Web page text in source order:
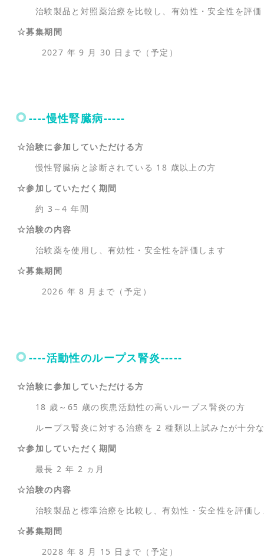
治験製品と対照薬治療を比較し、有効性・安全性を評
☆募集期間
2027 年 9 月 30 日まで（予定）
----慢性腎臓病-----
☆治験に参加していただける方
慢性腎臓病と診断されている 18 歳以上の方
☆参加していただく期間
約 3～4 年間
☆治験の内容
治験薬を使用し、有効性・安全性を評価します
☆募集期間
2026 年 8 月まで（予定）
----活動性のループス腎炎-----
☆治験に参加していただける方
18 歳～65 歳の疾患活動性の高いループス腎炎の方
ループス腎炎に対する治療を 2 種類以上試みたが十分
☆参加していただく期間
最長 2 年 2 ヵ月
☆治験の内容
治験製品と標準治療を比較し、有効性・安全性を評価
☆募集期間
2028 年 8 月 15 日まで（予定）